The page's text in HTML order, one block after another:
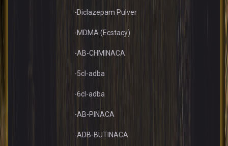
-Diclazepam Pulver
-MDMA (Ecstacy)
-AB-CHMINACA
-5cl-adba
-6cl-adba
-AB-PINACA
-ADB-BUTINACA